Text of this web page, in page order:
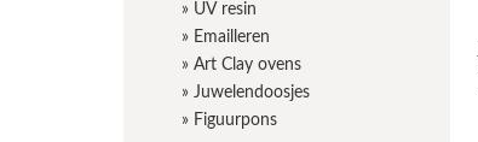
» UV resin
» Emailleren
» Art Clay ovens
» Juwelendoosjes
» Figuurpons